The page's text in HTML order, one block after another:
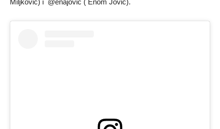
Miljković) i @enajovic ( Enom Jović).